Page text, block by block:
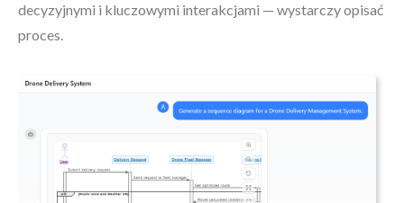
decyzyjnymi i kluczowymi interakcjami — wystarczy opisać
proces.